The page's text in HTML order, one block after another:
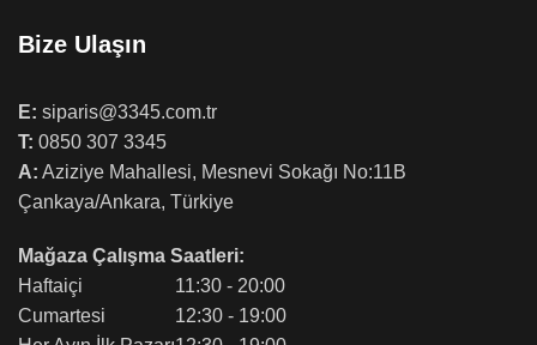
Bize Ulaşın
E: siparis@3345.com.tr
T: 0850 307 3345
A: Aziziye Mahallesi, Mesnevi Sokağı No:11B
Çankaya/Ankara, Türkiye
Mağaza Çalışma Saatleri:
Haftaiçi
Cumartesi
11:30 - 20:00
12:30 - 19:00